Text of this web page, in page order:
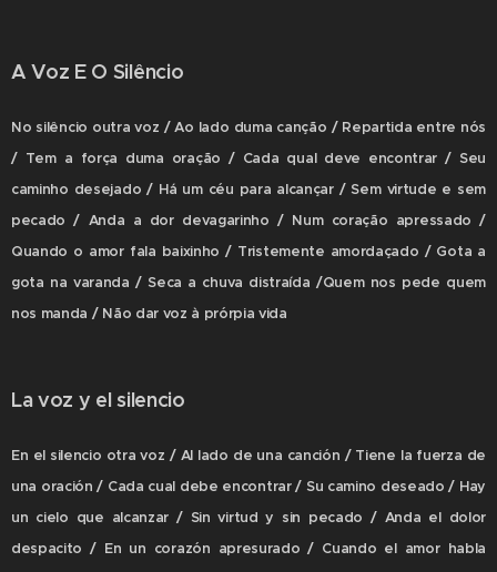
A Voz E O Silêncio
No silêncio outra voz / Ao lado duma canção / Repartida entre nós
/ Tem a força duma oração / Cada qual deve encontrar / Seu
caminho desejado / Há um céu para alcançar / Sem virtude e sem
pecado / Anda a dor devagarinho / Num coração apressado /
Quando o amor fala baixinho / Tristemente amordaçado / Gota a
gota na varanda / Seca a chuva distraída /Quem nos pede quem
nos manda / Não dar voz à prórpia vida
La voz y el silencio
En el silencio otra voz / Al lado de una canción / Tiene la fuerza de
una oración / Cada cual debe encontrar / Su camino deseado / Hay
un cielo que alcanzar / Sin virtud y sin pecado / Anda el dolor
despacito / En un corazón apresurado / Cuando el amor habla